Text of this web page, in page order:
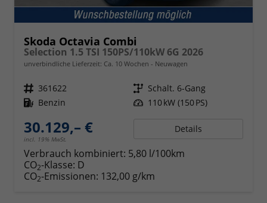
Skoda Octavia Combi
Selection 1.5 TSI 150PS/110kW 6G 2026
unverbindliche Lieferzeit: Ca. 10 Wochen Neuwagen
Fahrzeugnr. 361622 Getriebe Schalt. 6-Gang
Kraftstoff Benzin Leistung 110 kW (150 PS)
30.129,– €
incl. 19% MwSt.
Details
Verbrauch kombiniert: 5,80 l/100km
CO2-Klasse: D
CO2-Emissionen: 132,00 g/km